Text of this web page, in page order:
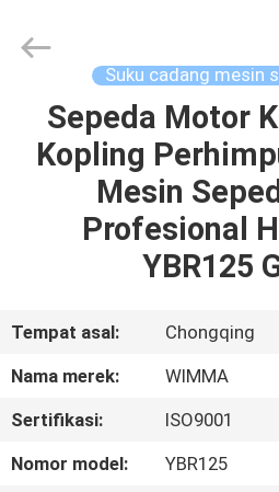
RUMAH
PRODUK
TENTANG
KAMI
TUR
PABRIK
Spare
Parts
Reserved.
Suku cadang mesin
Sepeda Motor
Kopling
Mesin
Profesional
YBR125
Tempat asal:
Chongqing
Nama merek:
WIMMA
Sertifikasi:
ISO9001
Nomor model:
YBR125